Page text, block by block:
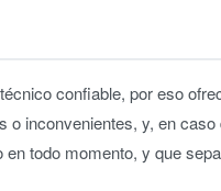
confiable, por eso
inconvenientes, y, en
todo momento, y que